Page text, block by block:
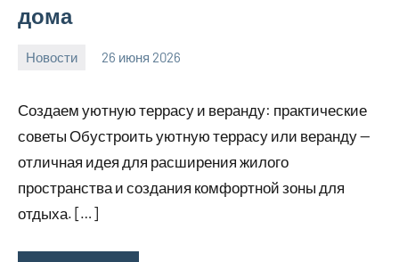
дома
Новости 26 июня 2026
Создаем уютную террасу и веранду: практические
советы Обустроить уютную террасу или веранду —
отличная идея для расширения жилого
пространства и создания комфортной зоны для
отдыха. […]